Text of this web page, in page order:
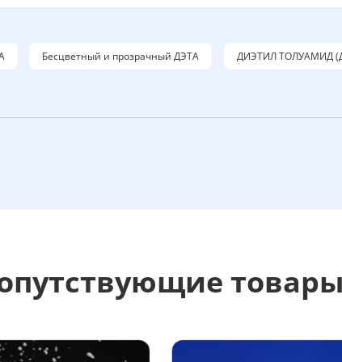
Бесцветный и прозрачный ДЭТА
ДИЭТИЛ ТОЛУАМИД